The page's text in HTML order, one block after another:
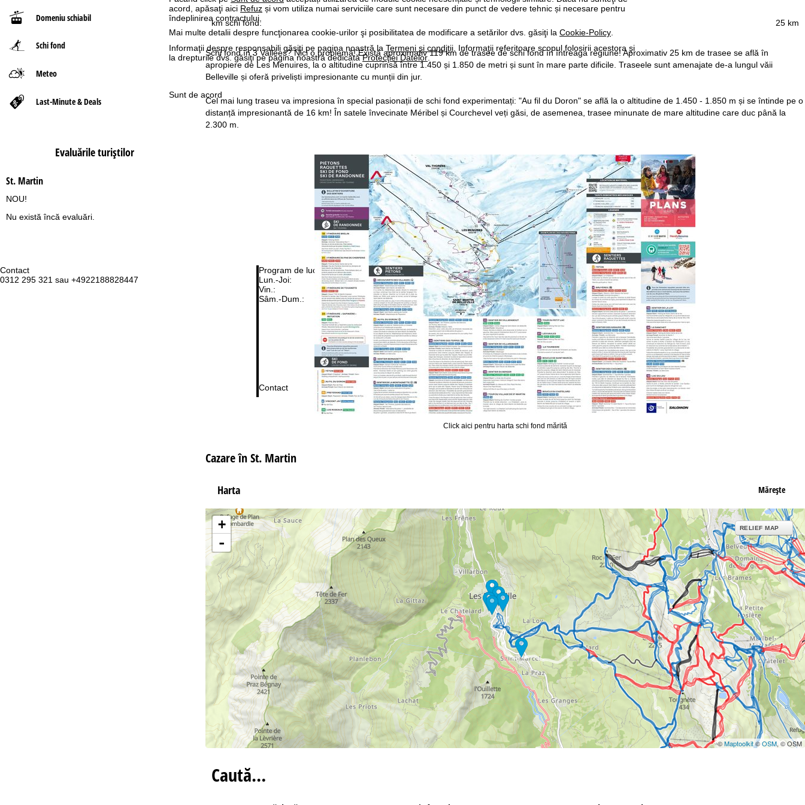
acord, apăsaţi aici Refuz și vom utiliza numai serviciile care sunt necesare din punct de vedere tehnic și necesare pentru
îndeplinirea contractului.
Mai multe detalii despre funcţionarea cookie-urilor şi posibilitatea de modificare a setărilor dvs. găsiţi la Cookie-Policy
Informaţii despre responsabili găsiţi pe pagina noastră la Termeni şi condiţii . Informaţii referitoare scopul folosirii acestora şi
la drepturile dvs. găsiţi pe pagina noastră dedicatăProtecţiei Datelor
Sunt de acord
Contact
0312 295 321 sau +4922188828447
Program de lucru
Lun.-Joi:
10:00-18:00
Vin.:
10:00-15:00
Sâm.-Dum.:
închis
Contact
Asistenţă
Domeniu schiabil
Schi fond
Meteo
Last-Minute & Deals
Evaluările turiştilor
St. Martin
NOU!
Nu există încă evaluări.
ă 25 km
km schi fond:
Schi fond în 3 Vallées? Nici o problemă! Există aproximativ 119 km de trasee de schi fond în întreaga regiune! Aproximativ 25 km de trasee se află în
apropiere de Les Menuires, la o altitudine cuprinsă între 1.450 și 1.850 de metri și sunt în mare parte dificile. Traseele sunt amenajate de-a lungul văii
Belleville și oferă priveliști impresionante cu munții din jur.
Cel mai lung traseu va impresiona în special pasionații de schi fond experimentați: "Au fil du Doron" se află la o altitudine de 1.450 - 1.850 m și se întinde pe o
distanță impresionantă de 16 km! În satele învecinate Méribel și Courchevel veți găsi, de asemenea, trasee minunate de mare altitudine care duc până la
2.300 m.
Click aici pentru harta schi fond mărită
Cazare în St. Martin
Harta Măreşte
+
-
RELIEF MAP
©Maptoolkit©OSM, © OSM
Caută…